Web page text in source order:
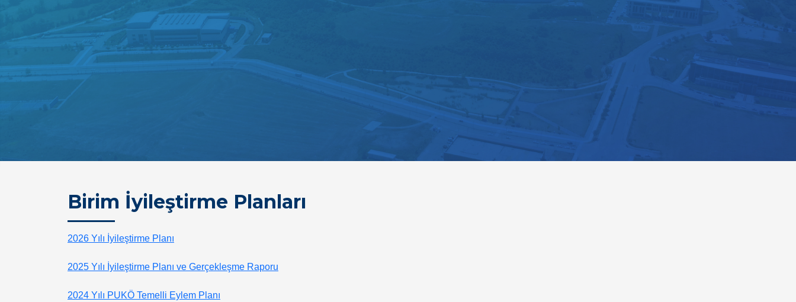
Birim İyileştirme Planları
2026 Yılı İyileştirme Planı
2025 Yılı İyileştirme Planı ve Gerçekleşme Raporu
2024 Yılı PUKÖ Temelli Eylem Planı